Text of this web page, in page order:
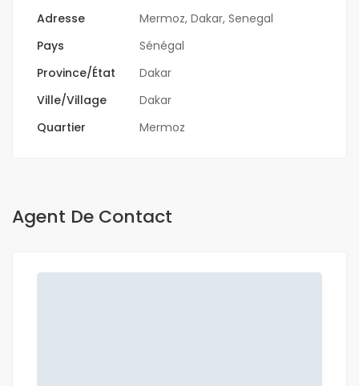
Adresse
Mermoz, Dakar, Senegal
Pays
Sénégal
Province/État
Dakar
Ville/Village
Dakar
Quartier
Mermoz
Agent De Contact